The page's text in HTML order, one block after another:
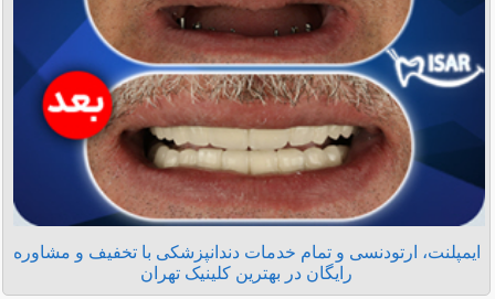
ایمپلنت، ارتودنسی و تمام خدمات دندانپزشکی با تخفیف و مشاوره
رایگان در بهترین کلینیک تهران